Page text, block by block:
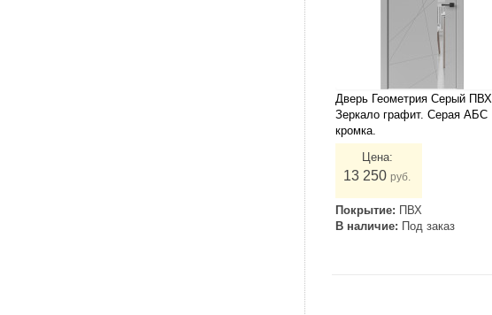
Дверь Геометрия Серый ПВХ
Зеркало графит. Серая АБС
кромка.
Цена:
13 250 руб.
Покрытие: ПВХ
В наличие: Под заказ